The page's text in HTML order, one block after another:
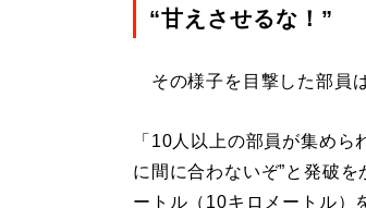
“甘えさせるな！”
その様子を目撃した部員
「10人以上の部員が集めら
に間に合わないぞ”と発破
ートル（10キロメートル）